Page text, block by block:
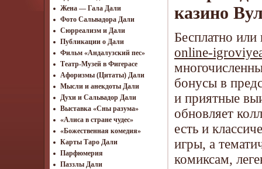
Жена — Гала Дали
Фото Сальвадора Дали
Cюрреализм и Дали
Публикации о Дали
Фильм «Андалузский пес»
Театр-Музей в Фигерасе
Афоризмы (Цитаты) Дали
Мысли и анекдоты Дали
Духи и Сальвадор Дали
Выставка «Сны разума»
«Алиса в стране чудес»
«Божественная комедия»
Карты Таро Дали
Парфюмерия
Паззлы Дали
казино
Бесплатно или
online-
бонусы в
и приятные
обновляет
есть и
игры, а
комиксам,